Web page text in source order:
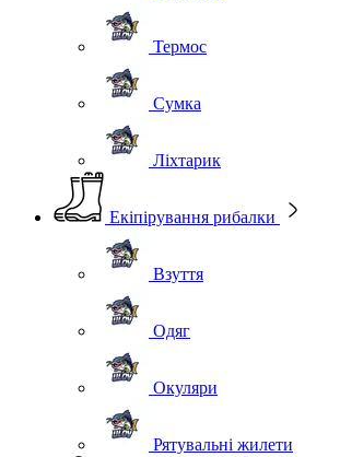
Термос
Сумка
Ліхтарик
Екіпірування рибалки
Взуття
Одяг
Окуляри
Рятувальні жилети